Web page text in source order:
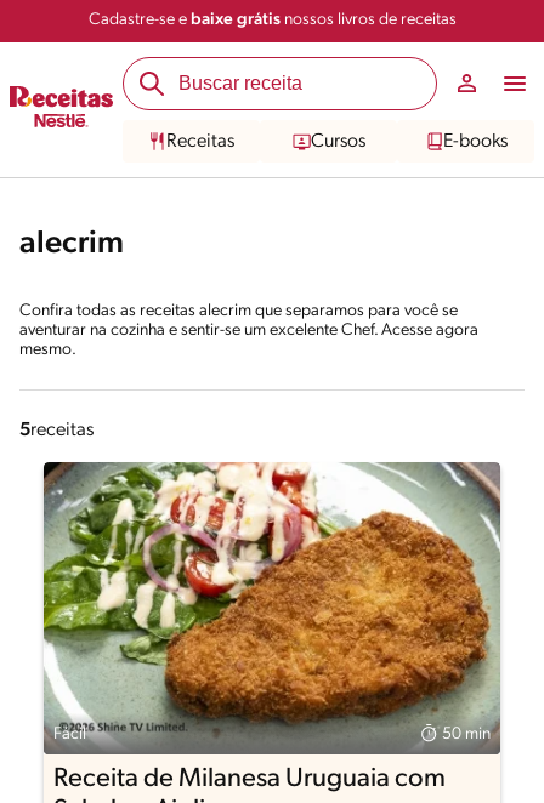
Cadastre-se e baixe grátisnossos livros de receitas
Receitas Cursos E-books
alecrim
Confira todas as receitas alecrim que separamos para você se
aventurar na cozinha e sentir-se um excelente Chef. Acesse agora
mesmo.
5receitas
Fácil 50 min
Receita de Milanesa Uruguaia com